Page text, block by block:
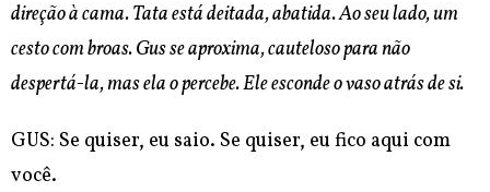
direção à cama.Tata está deitada, abatida. Ao seu lado, um
cesto com broas. Gus se aproxima, cauteloso para não
despertá-la, mas ela o percebe. Ele esconde o vaso atrás de si.
GUS: Se quiser, eu saio. Se quiser, eu fico aqui com
você.